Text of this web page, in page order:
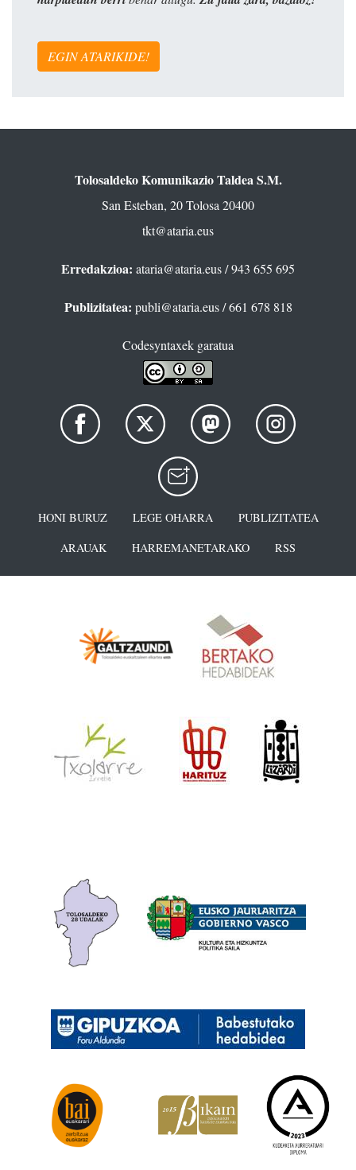
EGIN ATARIKIDE!
Tolosaldeko Komunikazio Taldea S.M.
San Esteban, 20 Tolosa 20400
tkt@ataria.eus
Erredakzioa: ataria@ataria.eus/ 943 655 695
Publizitatea: publi@ataria.eus/ 661 678 818
Codesyntaxek garatua
HONI BURUZ LEGE OHARRA
PUBLIZITATEA
ARAUAK
HARREMANETARAKO RSS